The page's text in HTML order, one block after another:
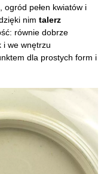
ogród pełen kwiatów i
nim talerz
równie dobrze
i we wnętrzu
dla prostych form i